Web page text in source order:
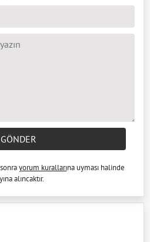
GÖNDER
yorum kurallarına uyması halinde
alıncaktır.